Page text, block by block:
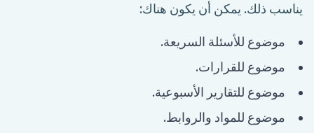
يناسب ذلك. يمكن أن يكون هناك:
موضوع للأسئلة السريعة.
موضوع للقرارات.
موضوع للتقارير الأسبوعية.
موضوع للمواد والروابط.